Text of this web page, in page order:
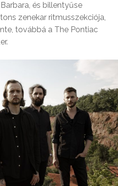
és billentyűse
zenekar ritmusszekciója,
, továbbá a The Pontiac
.